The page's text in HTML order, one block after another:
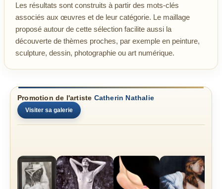
Les résultats sont construits à partir des mots-clés
associés aux œuvres et de leur catégorie. Le maillage
proposé autour de cette sélection facilite aussi la
découverte de thèmes proches, par exemple en peinture,
sculpture, dessin, photographie ou art numérique.
Promotion de l'artiste Catherin Nathalie
Visiter sa galerie